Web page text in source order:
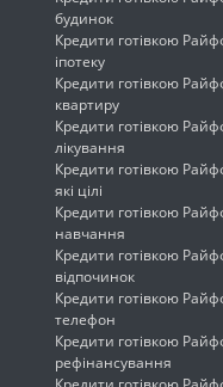
будинок
Кредити готівкою
іпотеку
Кредити готівкою
квартиру
Кредити готівкою
лікування
Кредити готівкою
які цілі
Кредити готівкою
навчання
Кредити готівкою
відпочинок
Кредити готівкою
телефон
Кредити готівкою
рефінансування